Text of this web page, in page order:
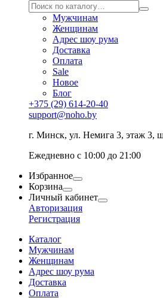
Мужчинам
Женщинам
Адрес шоу рума
Доставка
Оплата
Sale
Новое
Блог
+375 (29) 614-20-40
support@noho.by
г. Минск, ул. Немига 3, этаж 3,
Ежедневно с 10:00 до 21:00
Избранное
Корзина
Личный кабинет
Авторизация
Регистрация
Каталог
Мужчинам
Женщинам
Адрес шоу рума
Доставка
Оплата